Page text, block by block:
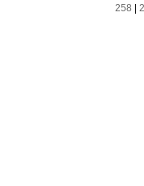
258